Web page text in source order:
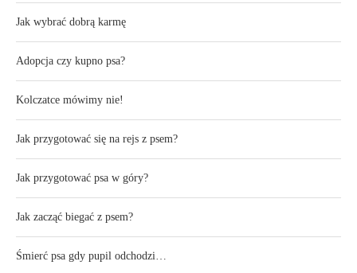
Jak wybrać dobrą karmę
Adopcja czy kupno psa?
Kolczatce mówimy nie!
Jak przygotować się na rejs z psem?
Jak przygotować psa w góry?
Jak zacząć biegać z psem?
Śmierć psa gdy pupil odchodzi…